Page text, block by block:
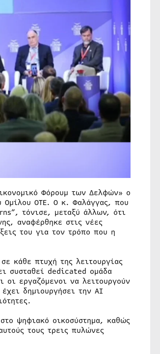
Φόρουμ των Δελφών» ο
Ομίλου ΟΤΕ. Ο κ. Φαλάγγας, που
τόνισε, μεταξύ άλλων, ότι
αναφέρθηκε στις νέες
του για τον τρόπο που η
κάθε πτυχή της λειτουργίας
συσταθεί dedicated ομάδα
εργαζόμενοι να λειτουργούν
δημιουργήσει την ΑΙ
ψηφιακό οικοσύστημα, καθώς
τους τρεις πυλώνες